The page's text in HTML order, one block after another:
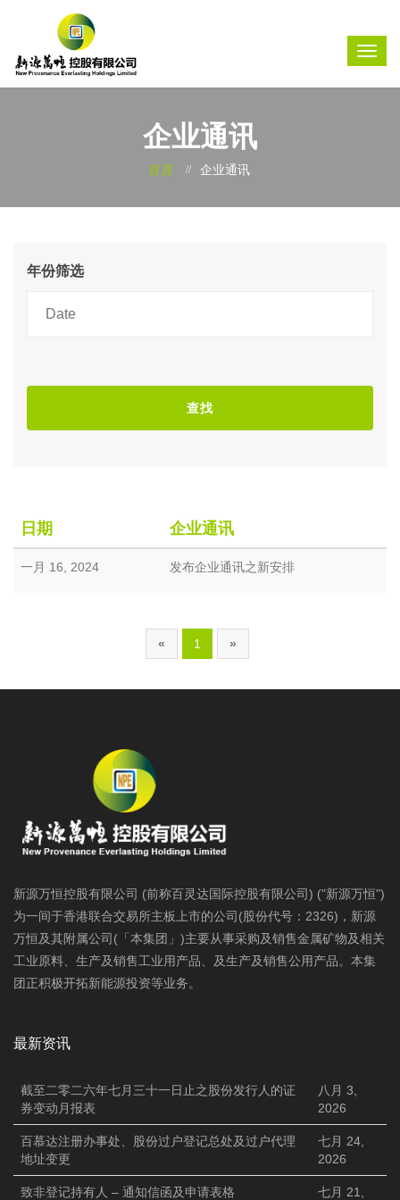
企业通讯
首頁 企业通讯
年份筛选
查找
日期 企业通讯
一月 16, 2024 发布企业通讯之新安排
« 1 »
新源万恒控股有限公司 (前称百灵达国际控股有限公司) ("新源万恒")
为一间于香港联合交易所主板上市的公司(股份代号：2326)，新源
万恒及其附属公司(「本集团」)主要从事采购及销售金属矿物及相关
工业原料、生产及销售工业用产品、及生产及销售公用产品。本集
团正积极开拓新能源投资等业务。
最新资讯
截至二零二六年七月三十一日止之股份发行人的证
券变动月报表
八月 3,
2026
百慕达注册办事处、股份过户登记总处及过户代理
地址变更
七月 24,
2026
致非登记持有人 – 通知信函及申请表格 七月 21,